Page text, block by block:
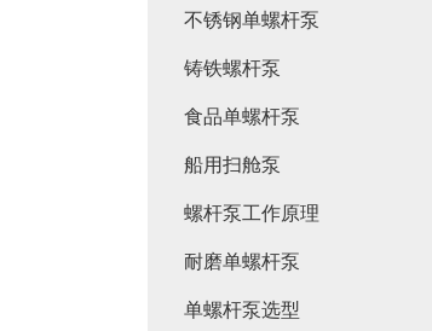
不锈钢单螺杆泵
铸铁螺杆泵
食品单螺杆泵
船用扫舱泵
螺杆泵工作原理
耐磨单螺杆泵
单螺杆泵选型